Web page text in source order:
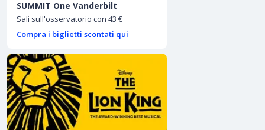
SUMMIT One Vanderbilt
Sali sull'osservatorio con 43 €
Compra i biglietti scontati qui